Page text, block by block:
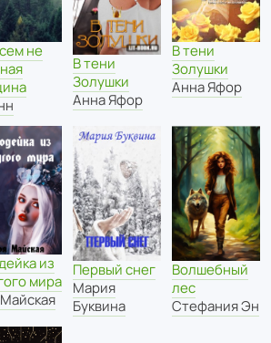
не
В тени
Золушки
Анна Яфор
В тени
Золушки
Анна Яфор
из
мира
Первый снег
Мария
Буквина
Волшебный
лес
Стефания Эн